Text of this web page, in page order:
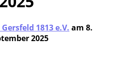
Gersfeld 1813 e.V. am 8.
2025